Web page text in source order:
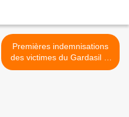
Premières indemnisations
des victimes du Gardasil et
du Cervarix >